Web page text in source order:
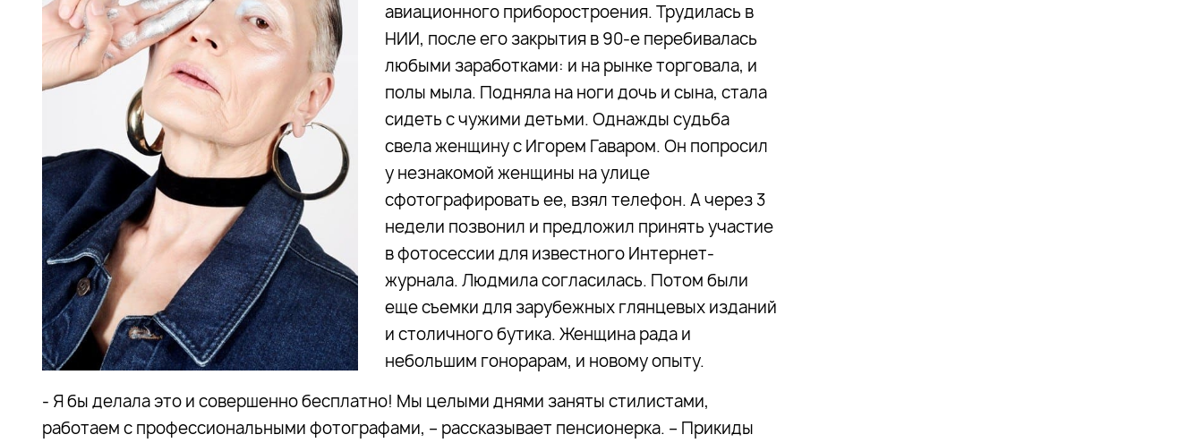
авиационного приборостроения. Трудилась в
НИИ, после его закрытия в 90-е перебивалась
любыми заработками: и на рынке торговала, и
полы мыла. Подняла на ноги дочь и сына, стала
сидеть с чужими детьми. Однажды судьба
свела женщину с Игорем Гаваром. Он попросил
у незнакомой женщины на улице
сфотографировать ее, взял телефон. А через 3
недели позвонил и предложил принять участие
в фотосессии для известного Интернет-
журнала. Людмила согласилась. Потом были
еще съемки для зарубежных глянцевых изданий
и столичного бутика. Женщина рада и
небольшим гонорарам, и новому опыту.
- Я бы делала это и совершенно бесплатно! Мы целыми днями заняты стилистами,
работаем с профессиональными фотографами, – рассказывает пенсионерка. – Прикиды